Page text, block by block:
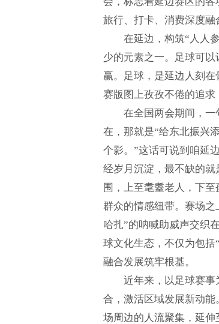
旅行、打卡、消费深度融
在延边，构筑“人人
少的元素之一。足球可
赢。足球，是延边人刻
赛版图上孜孜不倦的追求
在全国两会期间，一
在，那就是“给东北振兴
个影。”这话可说到咱延
经岁月沉淀，最不缺的
围，上至耄耋老人，下
群众的情感纽带。赛场之
哈扎”的呐喊助威声交织
球文化生态，不仅为包
融合发展筑牢根基。
近年来，以足球赛
合，激活区域发展新动
场周边的人流聚集，延伸